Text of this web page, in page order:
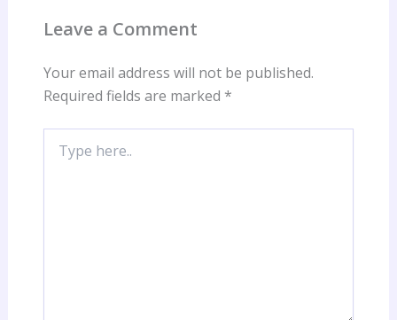
Leave a Comment
Your email address will not be published.
Required fields are marked *
here..